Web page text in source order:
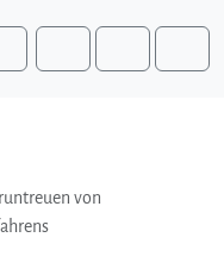
Search
von